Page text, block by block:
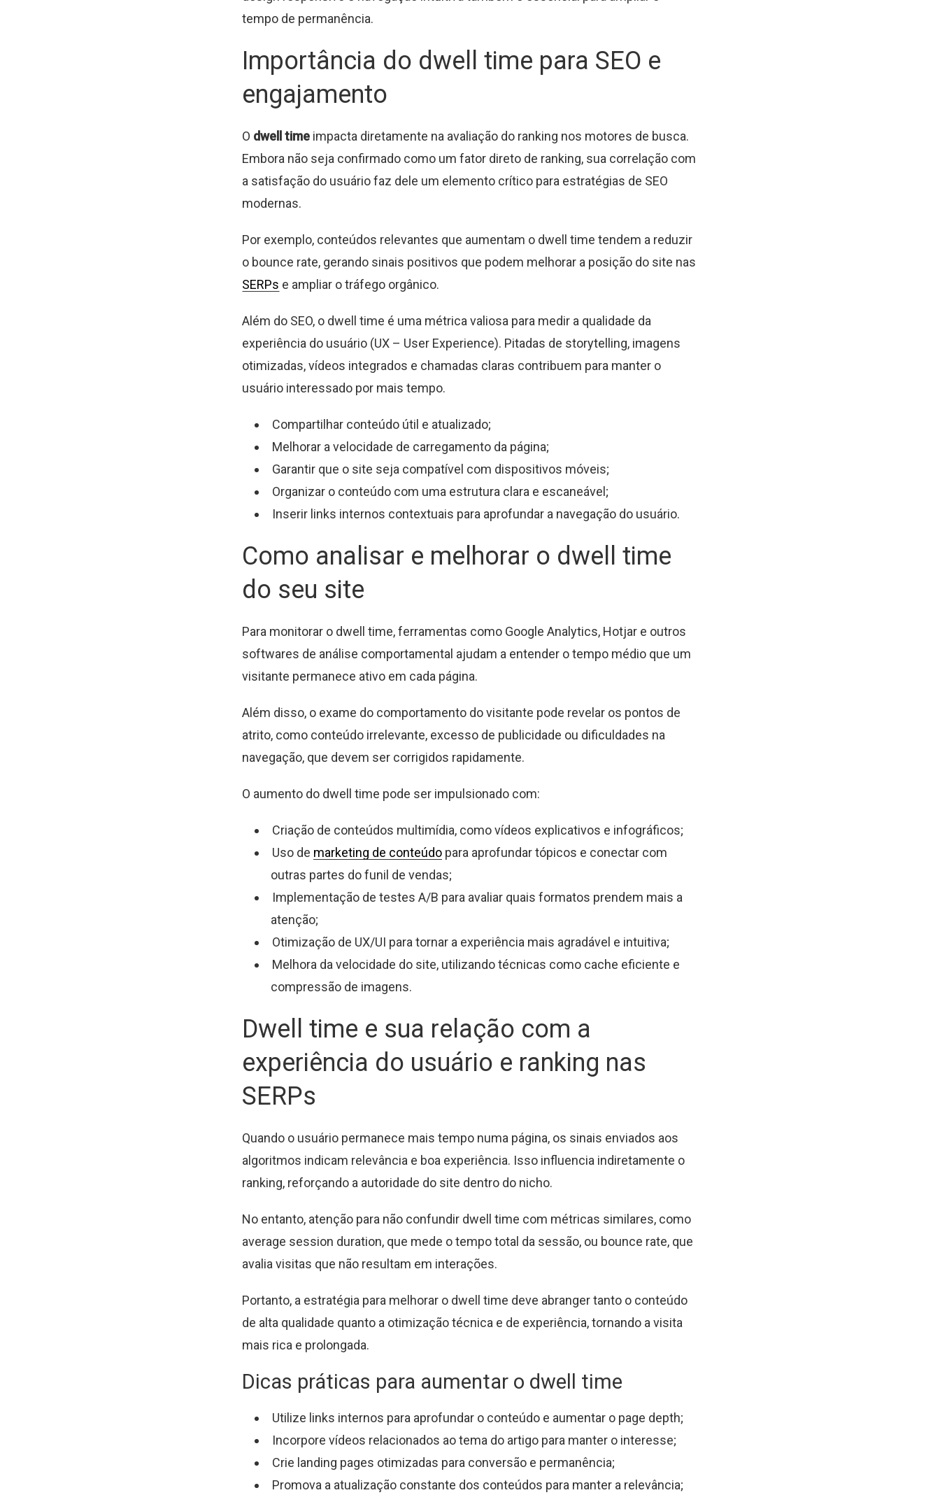
tempo de permanência.
Importância do dwell time para SEO e
engajamento
O dwell time impacta diretamente na avaliação do ranking nos motores de busca.
Embora não seja confirmado como um fator direto de ranking, sua correlação com
a satisfação do usuário faz dele um elemento crítico para estratégias de SEO
modernas.
Por exemplo, conteúdos relevantes que aumentam o dwell time tendem a reduzir
o bounce rate, gerando sinais positivos que podem melhorar a posição do site nas
SERPs e ampliar o tráfego orgânico.
Além do SEO, o dwell time é uma métrica valiosa para medir a qualidade da
experiência do usuário (UX – User Experience). Pitadas de storytelling, imagens
otimizadas, vídeos integrados e chamadas claras contribuem para manter o
usuário interessado por mais tempo.
Compartilhar conteúdo útil e atualizado;
Melhorar a velocidade de carregamento da página;
Garantir que o site seja compatível com dispositivos móveis;
Organizar o conteúdo com uma estrutura clara e escaneável;
Inserir links internos contextuais para aprofundar a navegação do usuário.
Como analisar e melhorar o dwell time
do seu site
Para monitorar o dwell time, ferramentas como Google Analytics, Hotjar e outros
softwares de análise comportamental ajudam a entender o tempo médio que um
visitante permanece ativo em cada página.
Além disso, o exame do comportamento do visitante pode revelar os pontos de
atrito, como conteúdo irrelevante, excesso de publicidade ou dificuldades na
navegação, que devem ser corrigidos rapidamente.
O aumento do dwell time pode ser impulsionado com:
Criação de conteúdos multimídia, como vídeos explicativos e infográficos;
Uso de marketing de conteúdo para aprofundar tópicos e conectar com
outras partes do funil de vendas;
Implementação de testes A/B para avaliar quais formatos prendem mais a
atenção;
Otimização de UX/UI para tornar a experiência mais agradável e intuitiva;
Melhora da velocidade do site, utilizando técnicas como cache eficiente e
compressão de imagens.
Dwell time e sua relação com a
experiência do usuário e ranking nas
SERPs
Quando o usuário permanece mais tempo numa página, os sinais enviados aos
algoritmos indicam relevância e boa experiência. Isso influencia indiretamente o
ranking, reforçando a autoridade do site dentro do nicho.
No entanto, atenção para não confundir dwell time com métricas similares, como
average session duration, que mede o tempo total da sessão, ou bounce rate, que
avalia visitas que não resultam em interações.
Portanto, a estratégia para melhorar o dwell time deve abranger tanto o conteúdo
de alta qualidade quanto a otimização técnica e de experiência, tornando a visita
mais rica e prolongada.
Dicas práticas para aumentar o dwell time
Utilize links internos para aprofundar o conteúdo e aumentar o page depth;
Incorpore vídeos relacionados ao tema do artigo para manter o interesse;
Crie landing pages otimizadas para conversão e permanência;
Promova a atualização constante dos conteúdos para manter a relevância;